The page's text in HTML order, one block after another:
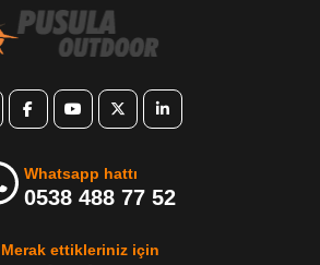
Whatsapp hattı
0538 488 77 52
Merak ettikleriniz için